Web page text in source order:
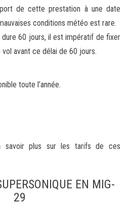
de cette prestation à une date
conditions météo est rare.
60 jours, il est impératif de fixer
avant ce délai de 60 jours.
toute l’année.
savoir plus sur les tarifs de ces
EN MIG-
29